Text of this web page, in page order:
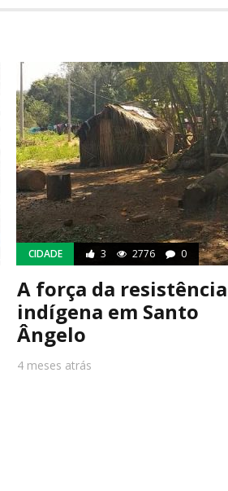
CIDADE 3 2776 0
A força da resistência
indígena em Santo
Ângelo
4 meses atrás